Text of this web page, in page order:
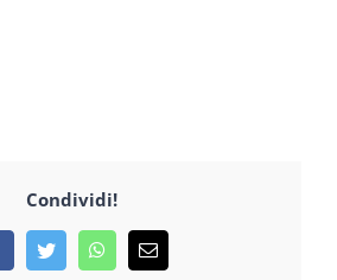
Condividi!
FacebookTwitterWhatsApp
Email